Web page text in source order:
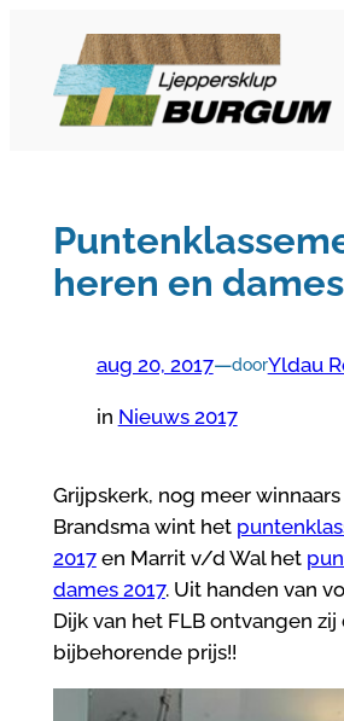
inhoud
heren en
aug 20, 2017—doorYldau
in Nieuws 2017
Grijpskerk, nog meer
Brandsma wint het
2017en Marrit v/d Wal het
dames 2017. Uit handen van
Dijk van het FLB ontvangen zij
bijbehorende prijs!!